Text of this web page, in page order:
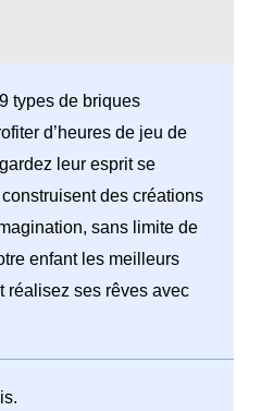
types de briques
d’heures de jeu de
leur esprit se
des créations
sans limite de
enfant les meilleurs
réalisez ses rêves avec